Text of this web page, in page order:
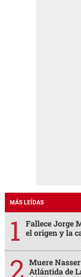
MÁS LEÍDAS
Fallece Jorge
el origen y la
Muere
Atlántida de